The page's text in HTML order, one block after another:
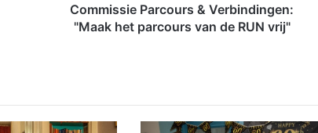
r
s
Commissie Parcours & Verbindingen:
"Maak het parcours van de RUN vrij"